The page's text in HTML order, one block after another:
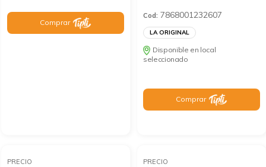
Comprar
Cod: 7868001232607
LA ORIGINAL
Disponible en local
seleccionado
Comprar
PRECIO PRECIO